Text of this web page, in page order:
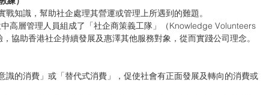
知識，幫助社企處理其營運或管理上所遇到的難題。
高層管理人員組成了「社企商策義工隊」（Knowledge Volunteers
協助香港社企持續發展及惠澤其他服務對象，從而實踐公司理念。
的消費」或「替代式消費」，促使社會有正面發展及轉向的消費或